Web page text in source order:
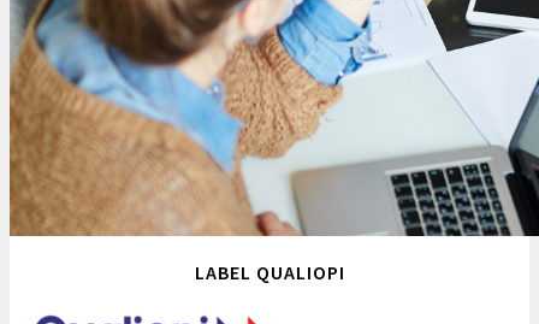
LABEL QUALIOPI